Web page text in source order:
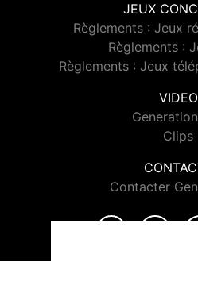
JEUX
Règlements : Jeux
Règlements :
Règlements : Jeux
VIDEO
Clips
Contacter